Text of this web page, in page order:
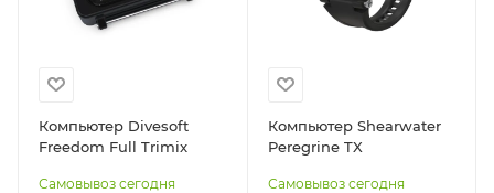
Компьютер Divesoft
Freedom Full Trimix
Самовывоз сегодня
Компьютер Shearwater
Peregrine TX
Самовывоз сегодня